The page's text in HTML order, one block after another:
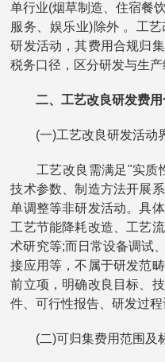
单行业(烟草制造、住宿餐
服务、娱乐业)除外 。工
研发活动，其费用合规归
税务口径，区分研发与生
二、工艺改良研发费
(一)工艺改良研发活动
工艺改良需满足"实质性
技术参数、制造方法开展
单调整等非研发活动。具
工艺节能降耗改造、工艺
术研究等;而日常设备调试
接应用等，不属于研发范
前立项，明确改良目标、
件、可行性报告、研发过程
(二)可归集费用范围及